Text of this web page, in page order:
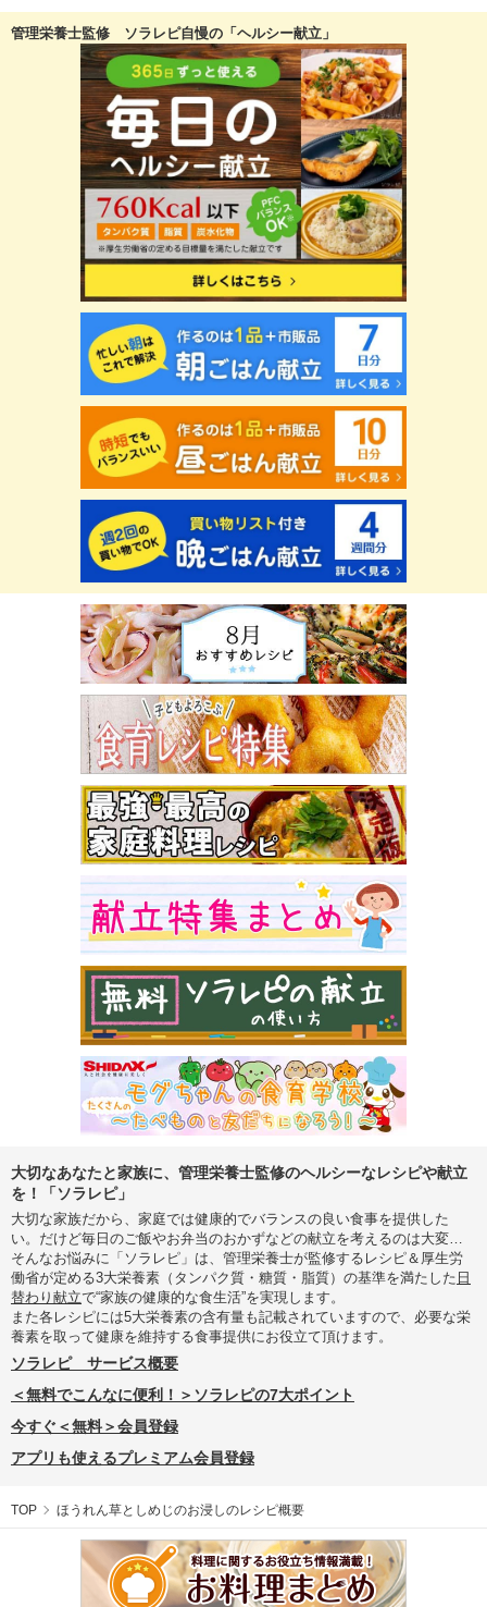
管理栄養士監修 ソラレピ自慢の「ヘルシー献立」
大切なあなたと家族に、管理栄養士監修のヘルシーなレシピや献立
を！「ソラレピ」
大切な家族だから、家庭では健康的でバランスの良い食事を提供した
い。だけど毎日のご飯やお弁当のおかずなどの献立を考えるのは大変…
そんなお悩みに「ソラレピ」は、管理栄養士が監修するレシピ＆厚生労
働省が定める3大栄養素（タンパク質・糖質・脂質）の基準を満たした 日
替わり献立で“家族の健康的な食生活”を実現します。
また各レシピには5大栄養素の含有量も記載されていますので、必要な栄
養素を取って健康を維持する食事提供にお役立て頂けます。
ソラレピ サービス概要
＜無料でこんなに便利！＞ソラレピの7大ポイント
今すぐ＜無料＞会員登録
アプリも使えるプレミアム会員登録
TOP ほうれん草としめじのお浸しのレシピ概要